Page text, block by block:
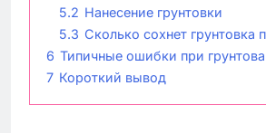
5.2 Нанесение грунтовки
5.3 Сколько сохнет грунтовка
6 Типичные ошибки при
7 Короткий вывод